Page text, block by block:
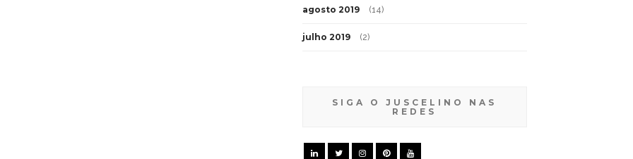
agosto 2019 (14)
julho 2019 (2)
SIGA O JUSCELINO NAS
REDES